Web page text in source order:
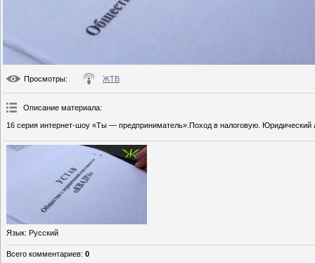
Просмотры: ЖТВ
Описание материала:
16 серия интернет-шоу «Ты — предприниматель».Поход в налоговую. Юридический
Язык: Русский
Всего комментариев: 0